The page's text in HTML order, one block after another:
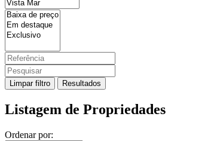
Limpar filtro Resultados
Listagem de Propriedades
Ordenar por: